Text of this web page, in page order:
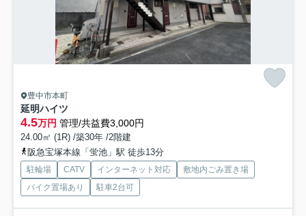
豊中市本町
延明ハイツ
4.5万円 管理/共益費3,000円
24.00㎡ (1R) /築30年 /2階建
阪急宝塚本線「蛍池」駅 徒歩13分
駐輪場 CATV インターネット対応
敷地内ごみ置き場
バイク置場あり
駐車2台可